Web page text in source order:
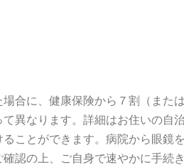
合に、健康保険から７割（ま
異なります。詳細はお住いの
ことができます。病院から眼
認の上、ご自身で速やかに手続